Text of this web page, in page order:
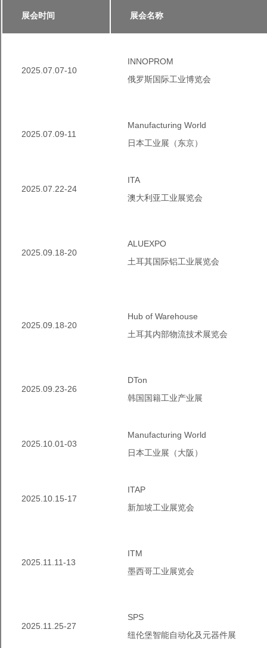
展会时间 展会名称
2025.07.07-10
INNOPROM
俄罗斯国际工业博览会
2025.07.09-11
ManufacturingWorld
日本工业展（东京）
2025.07.22-24
ITA
澳大利亚工业展览会
2025.09.18-20
ALUEXPO
土耳其国际铝工业展览会
2025.09.18-20
HubofWarehouse
土耳其内部物流技术展览会
2025.09.23-26
DTon
韩国国籍工业产业展
2025.10.01-03
ManufacturingWorld
日本工业展（大阪）
2025.10.15-17
ITAP
新加坡工业展览会
2025.11.11-13
ITM
墨西哥工业展览会
2025.11.25-27
SPS
纽伦堡智能自动化及元器件展